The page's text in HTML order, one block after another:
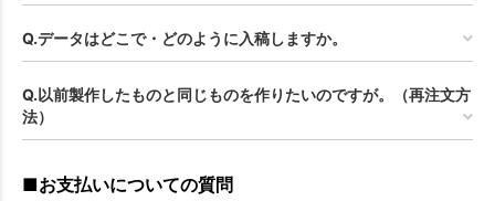
Q.データはどこで・どのように入稿しますか。
Q.以前製作したものと同じものを作りたいのですが。（再注文方
法）
■お支払いについての質問